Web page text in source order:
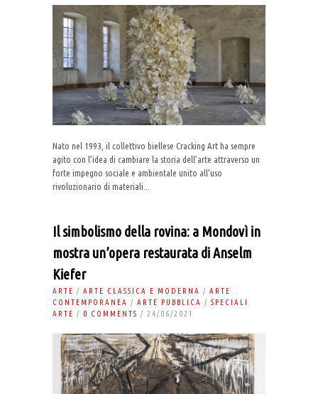
Nato nel 1993, il collettivo biellese Cracking Art ha sempre
agito con l’idea di cambiare la storia dell’arte attraverso un
forte impegno sociale e ambientale unito all’uso
rivoluzionario di materiali...
Il simbolismo della rovina: a Mondovì in
mostra un’opera restaurata di Anselm
Kiefer
ARTE / ARTE CLASSICA E MODERNA / ARTE
CONTEMPORANEA / ARTE PUBBLICA / SPECIALI
ARTE / 0 COMMENTS / 24/06/2021